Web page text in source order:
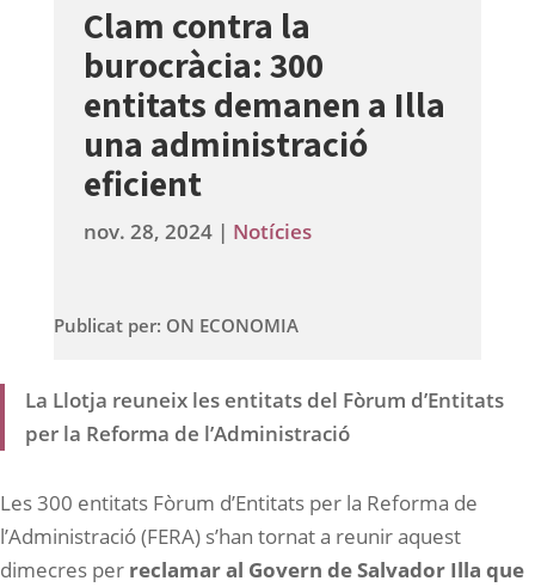
Clam contra la
burocràcia: 300
entitats demanen a Illa
una administració
eficient
nov. 28, 2024| Notícies
Publicat per: ON ECONOMIA
La Llotja reuneix les entitats del Fòrum d’Entitats
per la Reforma de l’Administració
Les 300 entitats Fòrum d’Entitats per la Reforma de
l’Administració (FERA) s’han tornat a reunir aquest
dimecres per reclamar al Govern de Salvador Illa que